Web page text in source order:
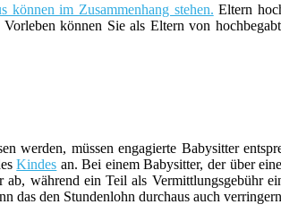
können im Zusammenhang stehen. Eltern
können Sie als Eltern von
werden, müssen engagierte Babysitter
Kindes an. Bei einem Babysitter, der über
während ein Teil als Vermittlungsgebühr
das den Stundenlohn durchaus auch